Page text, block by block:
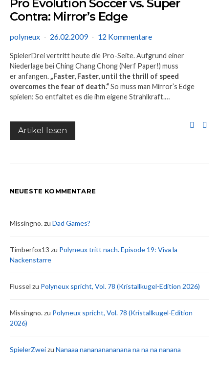
Pro Evolution Soccer vs. Super
Contra: Mirror’s Edge
polyneux 26.02.2009 12 Kommentare
SpielerDrei vertritt heute die Pro-Seite. Aufgrund einer
Niederlage bei Ching Chang Chong (Nerf Paper!) muss
er anfangen.„Faster, Faster, until the thrill of speed
overcomes the fear of death.“So muss man Mirror’s Edge
spielen: So entfaltet es die ihm eigene Strahlkraft.…
Artikel lesen
NEUESTE KOMMENTARE
Missingno.zu Dad Games?
Timberfox13 zu Polyneux tritt nach. Episode 19: Viva la
Nackenstarre
Flussel zu Polyneux spricht, Vol. 78 (Kristallkugel-Edition 2026)
Missingno.zu Polyneux spricht, Vol. 78 (Kristallkugel-Edition
2026)
SpielerZweizu Nanaaa nanananananana na na na nanana